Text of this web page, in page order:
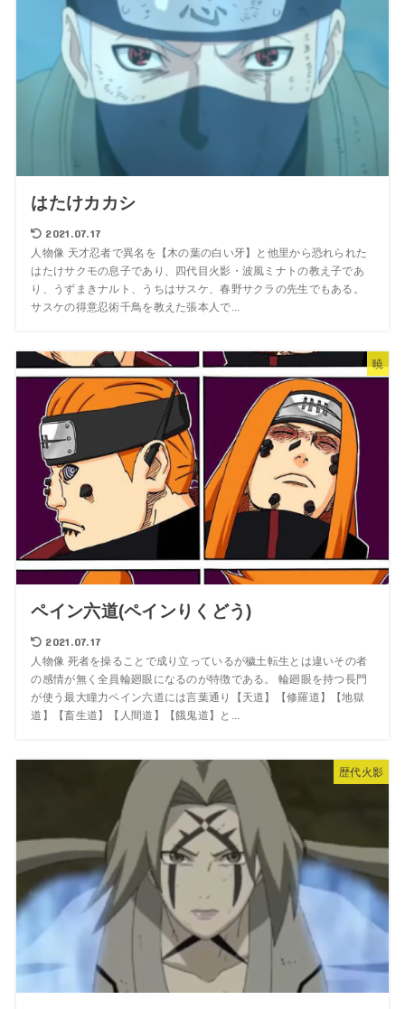
はたけカカシ
2021.07.17
人物像 天才忍者で異名を【木の葉の白い牙】と他里から恐れられた
はたけサクモの息子であり、四代目火影・波風ミナトの教え子であ
り、うずまきナルト、うちはサスケ、春野サクラの先生でもある。
サスケの得意忍術千鳥を教えた張本人で...
暁
ペイン六道(ペインりくどう)
2021.07.17
人物像 死者を操ることで成り立っているが穢土転生とは違いその者
の感情が無く全員輪廻眼になるのが特徴である。 輪廻眼を持つ長門
が使う最大瞳力ペイン六道には言葉通り【天道】【修羅道】【地獄
道】【畜生道】【人間道】【餓鬼道】と...
歴代火影